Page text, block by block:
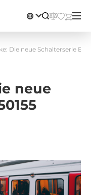
Die neue Schalterserie EN
neue